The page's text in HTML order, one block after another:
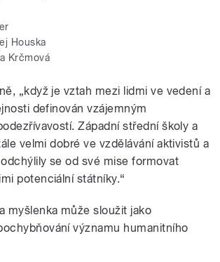
Houska
Krčmová
„když je vztah mezi lidmi ve vedení a
definován vzájemným
Západní střední školy a
velmi dobré ve vzdělávání aktivistů a
se od své mise formovat
potenciální státníky.“
myšlenka může sloužit jako
významu humanitního